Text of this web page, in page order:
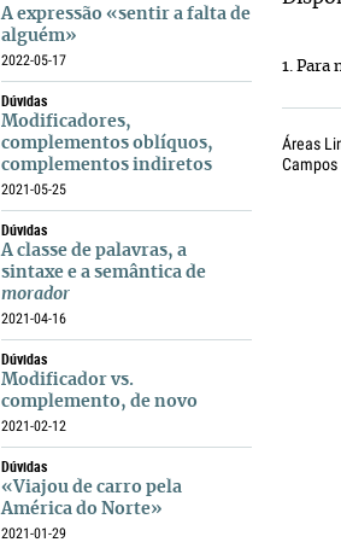
A expressão «sentir a falta de
alguém»
2022-05-17
Dúvidas
Modificadores,
complementos oblíquos,
complementos indiretos
2021-05-25
Dúvidas
A classe de palavras, a
sintaxe e a semântica de
morador
2021-04-16
Dúvidas
Modificador vs.
complemento, de novo
2021-02-12
Dúvidas
«Viajou de carro pela
América do Norte»
2021-01-29
1. Para
Áreas